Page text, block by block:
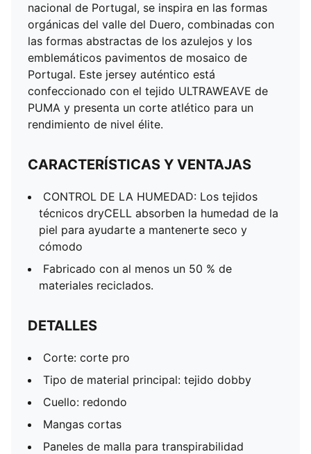
nacional de Portugal, se inspira en las formas
orgánicas del valle del Duero, combinadas con
las formas abstractas de los azulejos y los
emblemáticos pavimentos de mosaico de
Portugal. Este jersey auténtico está
confeccionado con el tejido ULTRAWEAVE de
PUMA y presenta un corte atlético para un
rendimiento de nivel élite.
CARACTERÍSTICAS Y VENTAJAS
CONTROL DE LA HUMEDAD: Los tejidos
técnicos dryCELL absorben la humedad de la
piel para ayudarte a mantenerte seco y
cómodo
Fabricado con al menos un 50 % de
materiales reciclados.
DETALLES
Corte: corte pro
Tipo de material principal: tejido dobby
Cuello: redondo
Mangas cortas
Paneles de malla para transpirabilidad